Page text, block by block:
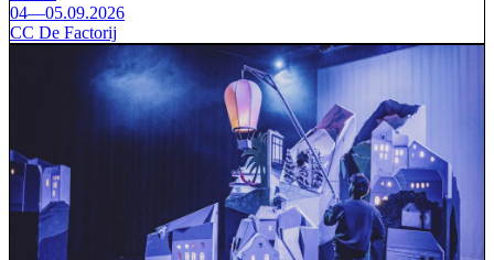
04—05.09.2026
CC De Factorij